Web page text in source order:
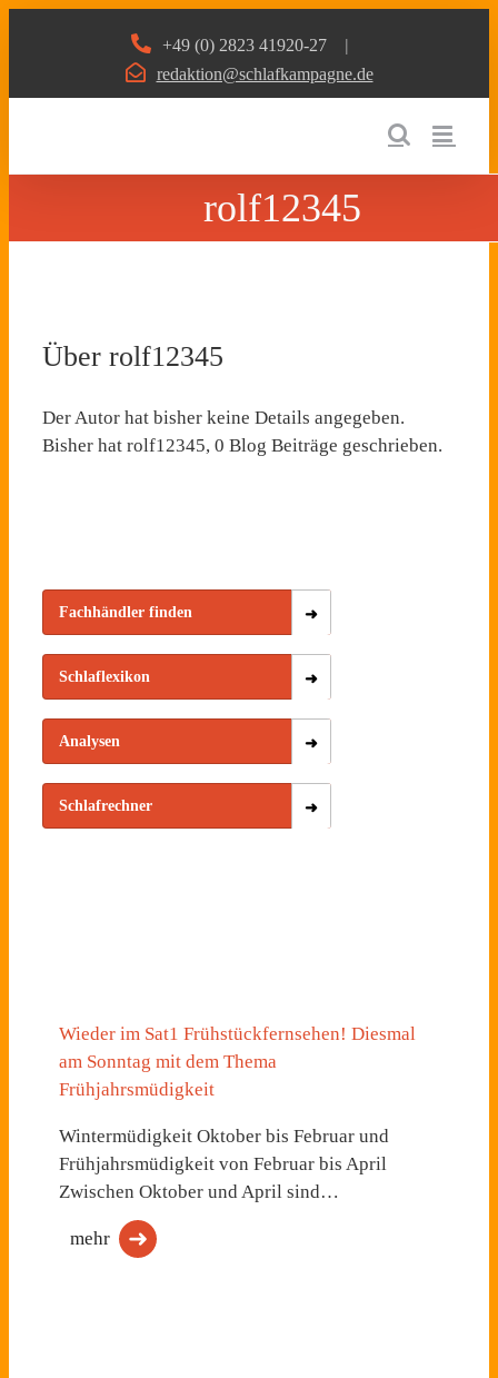
+49 (0) 2823 41920-27
|
redaktion@schlafkampagne.de
rolf12345
Über rolf12345
Der Autor hat bisher keine Details angegeben.
Bisher hat rolf12345, 0 Blog Beiträge geschrieben.
Fachhändler finden
Schlaflexikon
Analysen
Schlafrechner
Wieder im Sat1 Frühstückfernsehen! Diesmal
am Sonntag mit dem Thema
Frühjahrsmüdigkeit
Wintermüdigkeit Oktober bis Februar und
Frühjahrsmüdigkeit von Februar bis April
Zwischen Oktober und April sind…
mehr